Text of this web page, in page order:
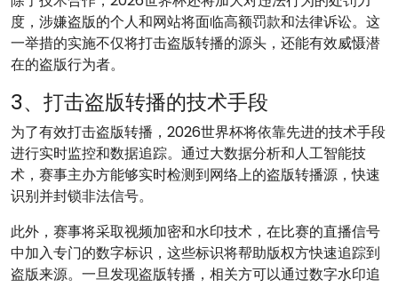
度，涉嫌盗版的个人和网站将面临高额罚款和法律诉讼。这
一举措的实施不仅将打击盗版转播的源头，还能有效威慑潜
在的盗版行为者。
3、打击盗版转播的技术手段
为了有效打击盗版转播，2026世界杯将依靠先进的技术手段
进行实时监控和数据追踪。通过大数据分析和人工智能技
术，赛事主办方能够实时检测到网络上的盗版转播源，快速
识别并封锁非法信号。
此外，赛事将采取视频加密和水印技术，在比赛的直播信号
中加入专门的数字标识，这些标识将帮助版权方快速追踪到
盗版来源。一旦发现盗版转播，相关方可以通过数字水印追